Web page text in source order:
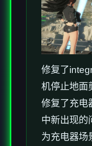
修复了
机停止地面
修复了充电
中新出现的
为充电器场